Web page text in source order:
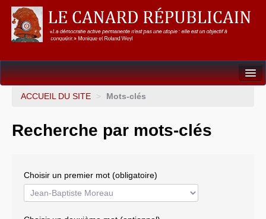
Dossiers
Gouvernance mondiale & mondialisation
ACCUEIL DU SITE > Mots-clés
Recherche par mots-clés
Choisir un premier mot (obligatoire)